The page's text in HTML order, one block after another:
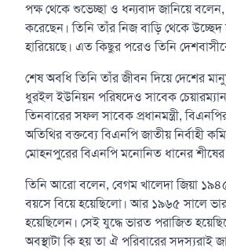
পক্ষ থেকে শুভেচ্ছা ও ধন্যবাদ জানিয়ে বলেন,
করেছেন। তিনি তাঁর নিজ বাড়ি থেকে
হারিয়েছে। এত কিছুর পরেও তিনি
শেষ অবধি তিনি তাঁর জীবন দিয়ে দেশের
ধুরইল ইউনিয়ন পরিষদেও সাবেক
তিনবারের সফল সাবেক প্রধানমন্ত্রী,
অতিথির বক্তব্যে বিএনপি জাতীয় নির্বাহী
মোহনপুরের বিএনপি মনোনিত ধানের
তিনি আরো বলেন, বেগম খালেদা জিয়া
বয়সে বিয়ে হয়েছিলো। আর ১৯৬৫ সালে
হয়েছিলেন। সেই যুদ্ধে ভারত পরাজিত
অবস্থাটা কি হয় তা ঐ পরিবারের সদস্যরাই